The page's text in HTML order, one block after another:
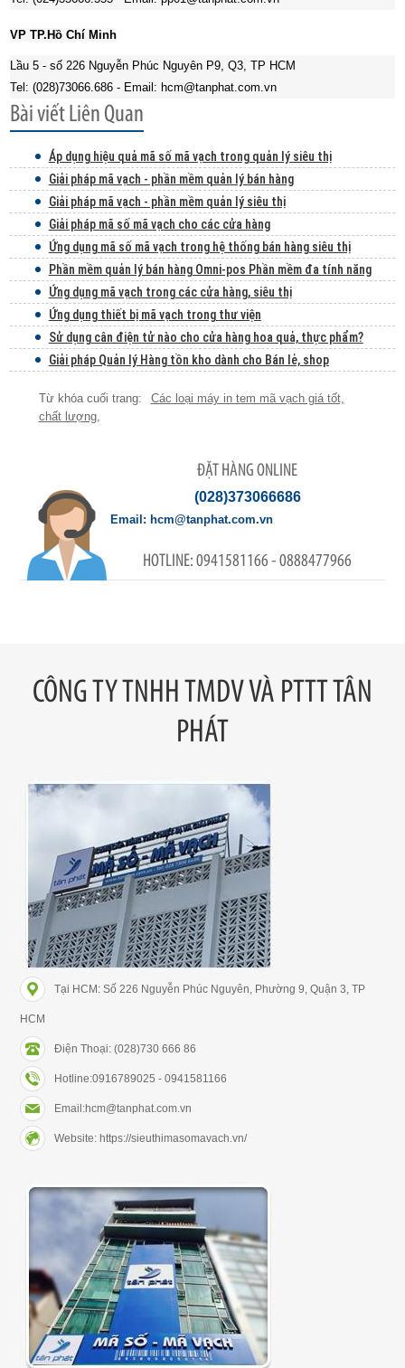
VP TP.Hồ Chí Minh
Lầu 5 - số 226 Nguyễn Phúc Nguyên P9, Q3, TP HCM
Tel: (028)73066.686 - Email: hcm@tanphat.com.vn
Áp dụng hiệu quả mã số mã vạch trong quản lý siêu thị
Giải pháp mã vạch - phần mềm quản lý bán hàng
Giải pháp mã vạch - phần mềm quản lý siêu thị
Giải pháp mã số mã vạch cho các cửa hàng
Ứng dụng mã số mã vạch trong hệ thống bán hàng siêu thị
Phần mềm quản lý bán hàng Omni-pos Phần mềm đa tính năng
Ứng dụng mã vạch trong các cửa hàng, siêu thị
Ứng dụng thiết bị mã vạch trong thư viện
Sử dụng cân điện tử nào cho cửa hàng hoa quả, thực phẩm?
Giải pháp Quản lý Hàng tồn kho dành cho Bán lẻ, shop
Các loại máy in tem mã vạch giá tốt,
chất lượng,
ĐẶT HÀNG ONLINE
(028)373066686
0941581166 - 0888477966
hcm@tanphat.com.vn
CÔNG TY TNHH TMDV VÀ PTTT TÂN
PHÁT
Tại HCM: Số 226 Nguyễn Phúc Nguyên, Phường 9, Quận 3, TP
HCM
Điện Thoại: (028)730 666 86
Hotline:0916789025 - 0941581166
Email:hcm@tanphat.com.vn
Website: https://sieuthimasomavach.vn/